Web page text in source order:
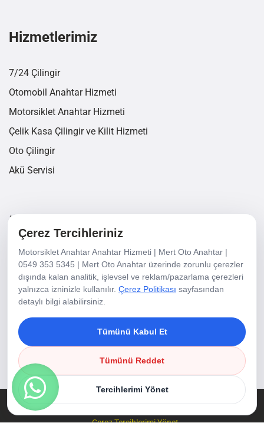
Hizmetlerimiz
7/24 Çilingir
Otomobil Anahtar Hizmeti
Motorsiklet Anahtar Hizmeti
Çelik Kasa Çilingir ve Kilit Hizmeti
Oto Çilingir
Akü Servisi
6440/3 Sk. No 18/A Yalı Mh. Karşıyaka/İzmir
+90 232 337 21 36
+90 549 353 5345
info@mertotoanahtar.com
Copyright @ 2021 Mert Oto Anahtar
Çerez Tercihlerimi Yönet
Çerez Tercihleriniz
Motorsiklet Anahtar Anahtar Hizmeti | Mert Oto Anahtar |
0549 353 5345 | Mert Oto Anahtar üzerinde zorunlu çerezler
dışında kalan analitik, işlevsel ve reklam/pazarlama çerezleri
yalnızca izninizle kullanılır. Çerez Politikası sayfasından
detaylı bilgi alabilirsiniz.
Tümünü Kabul Et
Tümünü Reddet
Tercihlerimi Yönet